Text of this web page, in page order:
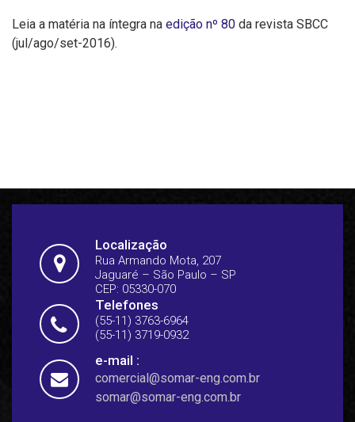
Leia a matéria na íntegra na edição nº 80 da revista SBCC
(jul/ago/set-2016).
Localização
Rua Armando Mota, 207
Jaguaré – São Paulo – SP
CEP: 05330-070
Telefones
(55-11) 3763-6964
(55-11) 3719-0932
e-mail :
comercial@somar-eng.com.br
somar@somar-eng.com.br